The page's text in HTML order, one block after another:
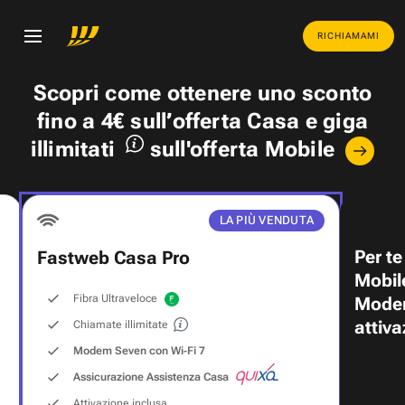
RICHIAMAMI
Scopri come ottenere uno sconto
fino a 4€ sull’offerta Casa egiga
illimitati
sull'offerta Mobile
LA PIÙ VENDUTA
Fastweb Casa Pro
Fibra Ultraveloce
Chiamate illimitate
Modem Seven con Wi‑Fi 7
Assicurazione Assistenza Casa
Per